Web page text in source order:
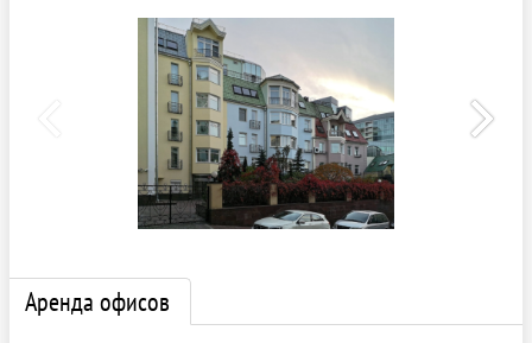
Аренда офисов